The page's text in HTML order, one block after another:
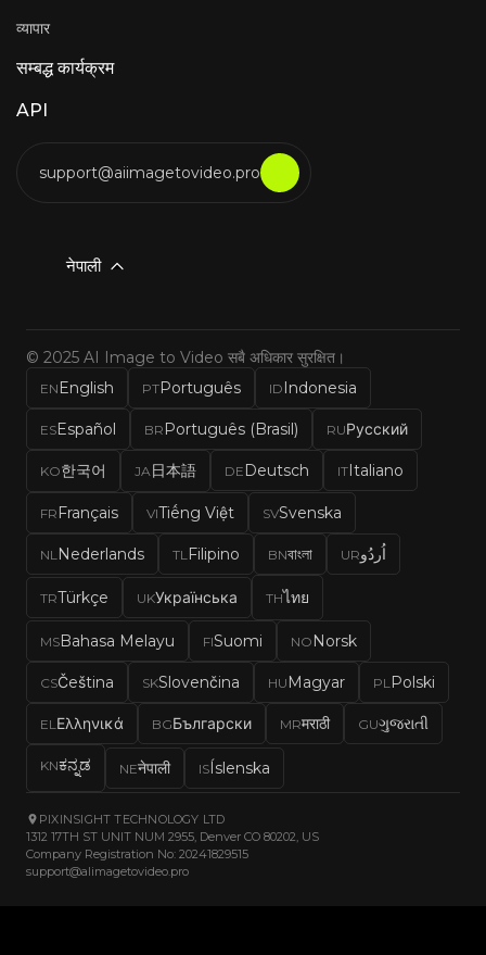
व्यापार
सम्बद्ध कार्यक्रम
API
support@aiimagetovideo.pro
नेपाली
© 2025 AI Image to Video सबै अधिकार सुरक्षित।
EN English PTPortuguês ID Indonesia
ESEspañol BR Português (Brasil) RUРусский
KO한국어 JA 日本語 DE Deutsch IT Italiano
FR Français VITiếng Việt SVSvenska
NL Nederlands TL Filipino BNবাংলা URاُردُو
TRTürkçe UKУкраїнська THไทย
MSBahasa Melayu FISuomi NO Norsk
CSČeština SKSlovenčina HU Magyar PL Polski
EL Ελληνικά BGБългарски MRमराठी GUગુજરાતી
KNಕನ್ನಡ NEनेपाली ISÍslenska
PIXINSIGHT TECHNOLOGY LTD
1312 17TH ST UNIT NUM 2955, Denver CO 80202, US
Company Registration No: 20241829515
support@alimagetovideo.pro